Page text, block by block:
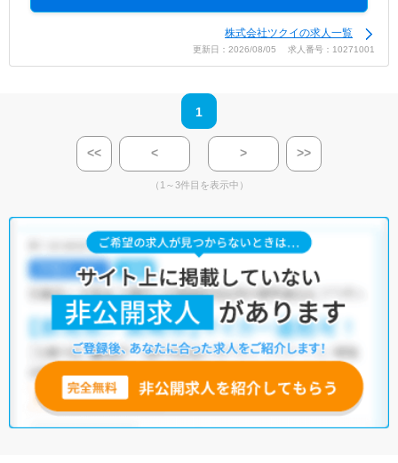
株式会社ツクイの求人一覧
更新日：2026/08/05 求人番号：10271001
1
<< < > >>
（1～3件目を表示中）